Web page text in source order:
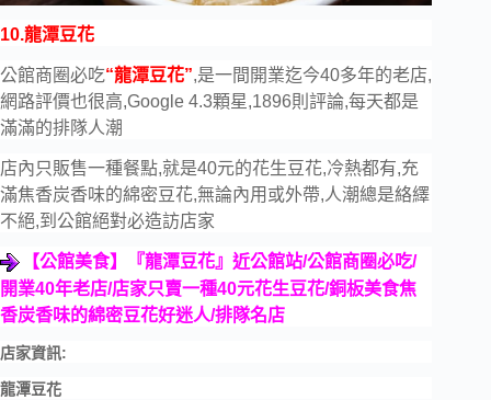
10.龍潭豆花
公館商圈必吃“龍潭豆花”,是一間開業迄今40多年的老店,
網路評價也很高,Google 4.3顆星,1896則評論,每天都是
滿滿的排隊人潮
店內只販售一種餐點,就是40元的花生豆花,冷熱都有,充
滿焦香炭香味的綿密豆花,無論內用或外帶,人潮總是絡繹
不絕,到公館絕對必造訪店家
【公館美食】『龍潭豆花』近公館站/公館商圈必吃/
開業40年老店/店家只賣一種40元花生豆花/銅板美食焦
香炭香味的綿密豆花好迷人/排隊名店
店家資訊:
龍潭豆花